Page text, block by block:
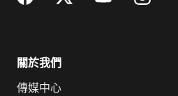
關於我們
傳媒中心